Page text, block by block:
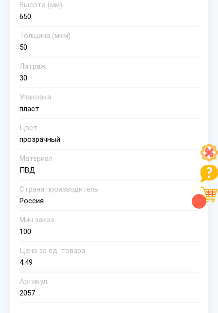
Высота (мм)
650
Толщина (мкм)
50
Литраж
30
Упаковка
пласт
Цвет
прозрачный
Материал
ПВД
Страна производитель
Россия
Мин.заказ
100
Цена за ед. товара:
4.49
Артикул:
2057